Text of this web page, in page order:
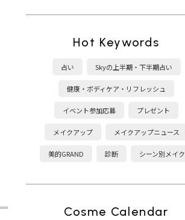
Hot Keywords
占い Skyの上半期・下半期占い
健康・ボディケア・リフレッシュ
イベント参加応募 プレゼント
メイクアップ メイクアップニュース
美的GRAND 診断 シーン別メイク
Cosme Calendar